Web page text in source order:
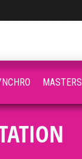
MASTERS